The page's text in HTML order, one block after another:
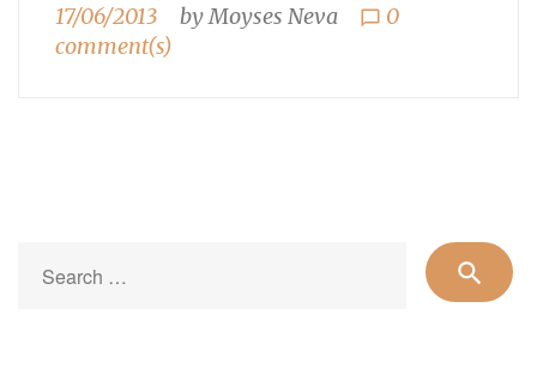
17/06/2013 byMoyses Neva chat_bubble_outline 0
comment(s)
for:
search